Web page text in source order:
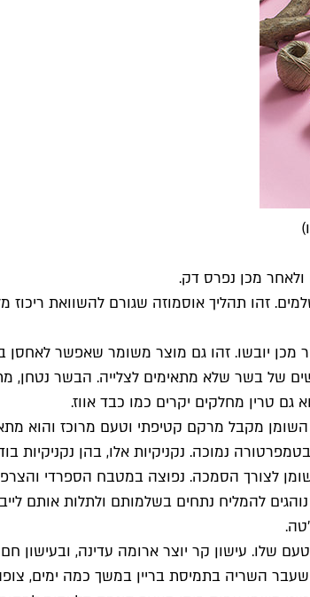
מכן נפרס דק.
זהו תהליך אוסמוזה שגורם להשוואת
מכן יובשו. זהו גם מוצר משומר שאפשר
של בשר שלא מתאימים לצלייה. הבשר נטחן,
גם טרין מחלקים יקרים כמו כבד אווז.
מקבל מרקם קטיפתי וטעם מרוכז והוא
נמוכה. נקניקיות אלו, בהן נקניקיות
לצורך הסמכה. נפוצה במטבח הספרדי
להמליח נתחים בשלמותם ולתלות אותם
שלו. עישון קר יוצר ארומה עדינה, ובעישון
השריה בתמיסת בריין במשך כמה ימים,